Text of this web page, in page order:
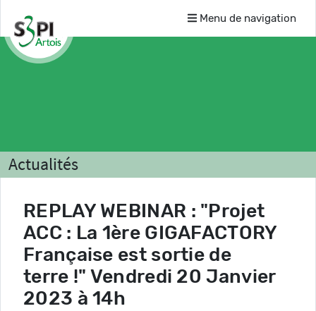
Menu de navigation
Actualités
REPLAY WEBINAR : "Projet
ACC : La 1ère GIGAFACTORY
Française est sortie de
terre !" Vendredi 20 Janvier
2023 à 14h